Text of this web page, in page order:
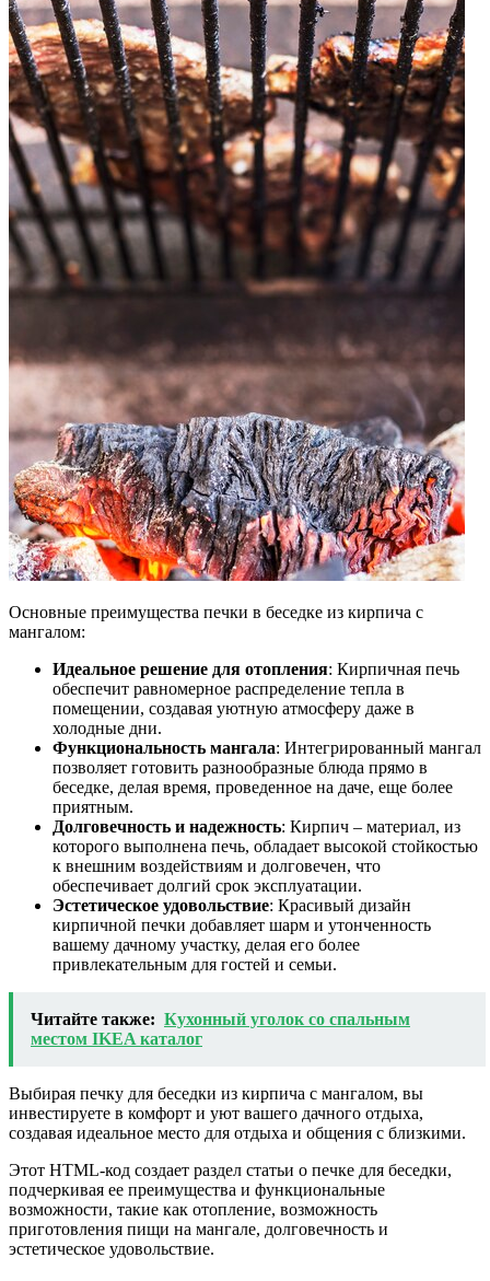
Основные преимущества печки в беседке из кирпича с
мангалом:
Идеальное решение для отопления: Кирпичная печь
обеспечит равномерное распределение тепла в
помещении, создавая уютную атмосферу даже в
холодные дни.
Функциональность мангала: Интегрированный мангал
позволяет готовить разнообразные блюда прямо в
беседке, делая время, проведенное на даче, еще более
приятным.
Долговечность и надежность: Кирпич – материал, из
которого выполнена печь, обладает высокой стойкостью
к внешним воздействиям и долговечен, что
обеспечивает долгий срок эксплуатации.
Эстетическое удовольствие: Красивый дизайн
кирпичной печки добавляет шарм и утонченность
вашему дачному участку, делая его более
привлекательным для гостей и семьи.
Читайте также: Кухонный уголок со спальным
местом IKEA каталог
Выбирая печку для беседки из кирпича с мангалом, вы
инвестируете в комфорт и уют вашего дачного отдыха,
создавая идеальное место для отдыха и общения с близкими.
Этот HTML-код создает раздел статьи о печке для беседки,
подчеркивая ее преимущества и функциональные
возможности, такие как отопление, возможность
приготовления пищи на мангале, долговечность и
эстетическое удовольствие.